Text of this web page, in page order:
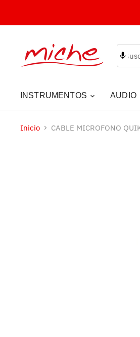
INSTRUMENTOS AUDIO
Inicio CABLE MICROFONO